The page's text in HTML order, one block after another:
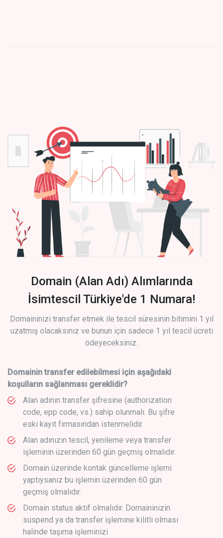
Domain (Alan Adı) Alımlarında
İsimtescil Türkiye'de 1 Numara!
Domaininizi transfer etmek ile tescil süresinin bitimini 1 yıl
uzatmış olacaksınız ve bunun için sadece 1 yıl tescil ücreti
ödeyeceksiniz.
Domainin transfer edilebilmesi için aşağıdaki
koşulların sağlanması gereklidir?
Alan adının transfer şifresine (authorization
code, epp code, vs.) sahip olunmalı. Bu şifre
eski kayıt firmasından istenmelidir.
Alan adınızın tescil, yenileme veya transfer
işleminin üzerinden 60 gün geçmiş olmalıdır.
Domain üzerinde kontak güncelleme işlemi
yaptıysanız bu işlemin üzerinden 60 gün
geçmiş olmalıdır.
Domain status aktif olmalıdır. Domaininizin
suspend ya da transfer işlemine kilitli olması
halinde taşıma işleminizi